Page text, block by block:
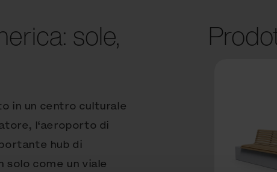
sole,
in un centro culturale
l‘aeroporto di
hub di
come un viale